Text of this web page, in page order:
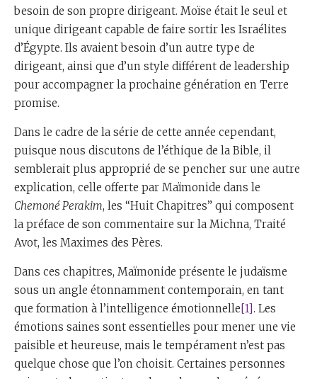
besoin de son propre dirigeant. Moïse était le seul et
unique dirigeant capable de faire sortir les Israélites
d’Égypte. Ils avaient besoin d’un autre type de
dirigeant, ainsi que d’un style différent de leadership
pour accompagner la prochaine génération en Terre
promise.
Dans le cadre de la série de cette année cependant,
puisque nous discutons de l’éthique de la Bible, il
semblerait plus approprié de se pencher sur une autre
explication, celle offerte par Maïmonide dans le
Chemoné Perakim, les “Huit Chapitres” qui composent
la préface de son commentaire sur la Michna, Traité
Avot, les Maximes des Pères.
Dans ces chapitres, Maïmonide présente le judaïsme
sous un angle étonnamment contemporain, en tant
que formation à l’intelligence émotionnelle[1]. Les
émotions saines sont essentielles pour mener une vie
paisible et heureuse, mais le tempérament n’est pas
quelque chose que l’on choisit. Certaines personnes